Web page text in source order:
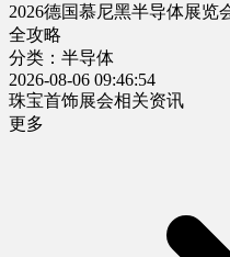
2026德国慕尼黑半导体展览
全攻略
分类：半导体
2026-08-06 09:46:54
珠宝首饰展会相关资讯
更多